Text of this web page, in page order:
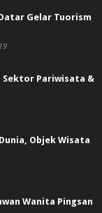
Gelar Tuorism
Sektor Pariwisata &
Objek Wisata
Wanita Pingsan